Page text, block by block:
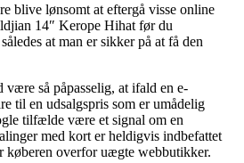
blive lønsomt at eftergå visse online
14″ Kerope Hihat før du
at man er sikker på at få den
så påpasselig, at ifald en e-
til en udsalgspris som er umådelig
tilfælde være et signal om en
med kort er heldigvis indbefattet
køberen overfor uægte webbutikker.